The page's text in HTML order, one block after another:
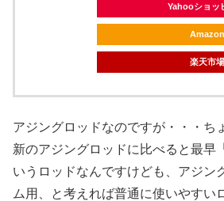
Yahooショッ
Amazon
楽天市場
アジングロッドなのですが・・・ち
新のアジングロッドに比べると最早
いうロッドなんですけども、アジン
ム用、と考えれば普通に使いやすい